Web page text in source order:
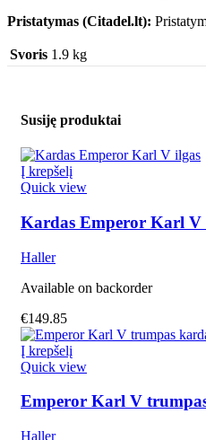
Pristatymas (Citadel.lt):
Svoris 1.9 kg
Susiję produktai
Į krepšelį
Quick view
Kardas Emperor Karl V
Haller
Available on backorder
€149.85
Į krepšelį
Quick view
Emperor Karl V
Haller